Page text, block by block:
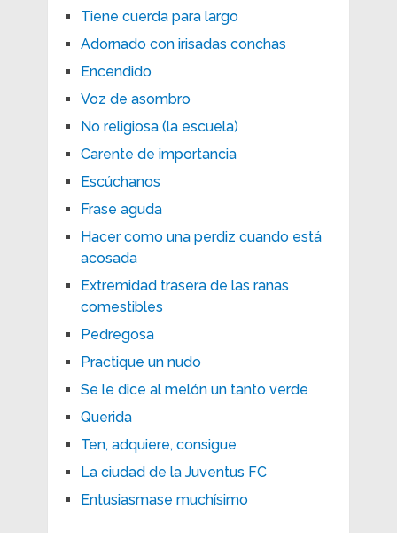
Tiene cuerda para largo
Adornado con irisadas conchas
Encendido
Voz de asombro
No religiosa (la escuela)
Carente de importancia
Escúchanos
Frase aguda
Hacer como una perdiz cuando está
acosada
Extremidad trasera de las ranas
comestibles
Pedregosa
Practique un nudo
Se le dice al melón un tanto verde
Querida
Ten, adquiere, consigue
La ciudad de la Juventus FC
Entusiasmase muchísimo